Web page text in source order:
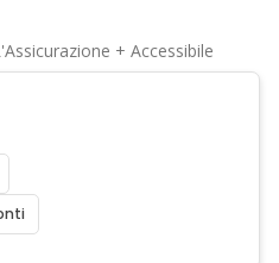
+ Accessibile